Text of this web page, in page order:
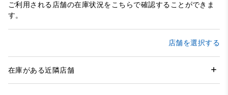
ご利用される店舗の在庫状況をこちらで確認することができま
す。
店舗を選択する
在庫がある近隣店舗